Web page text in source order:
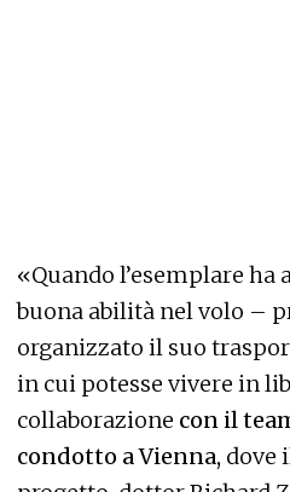
«Quando l’esemplare ha
buona abilità nel volo –
organizzato il suo
in cui potesse vivere in
collaborazione con il
condotto a Vienna, dove